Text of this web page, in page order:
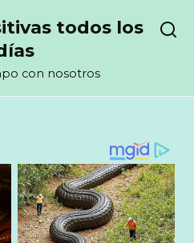
todos los
con nosotros